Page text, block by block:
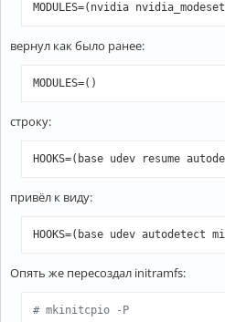
MODULES=(nvidia
вернул как было ранее:
MODULES=()
строку:
HOOKS=(base udev resume
привёл к виду:
HOOKS=(base udev
Опять же пересоздал initramfs:
# mkinitcpio -P